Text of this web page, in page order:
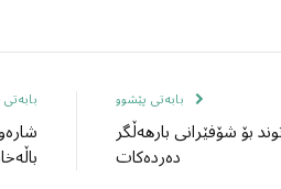
بابەتی پێشوو
بۆ شۆفێرانی بارهەڵگر
دەردەکات